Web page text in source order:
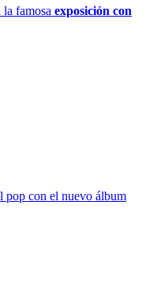
la famosa exposición con
pop con el nuevo álbum